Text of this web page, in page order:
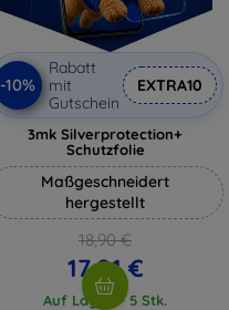
-10%
Rabatt
mit
Gutschein
EXTRA10
3mk Silverprotection+
Schutzfolie
Maßgeschneidert
hergestellt
18,90 €
17,01 €
Auf Lager > 5 Stk.